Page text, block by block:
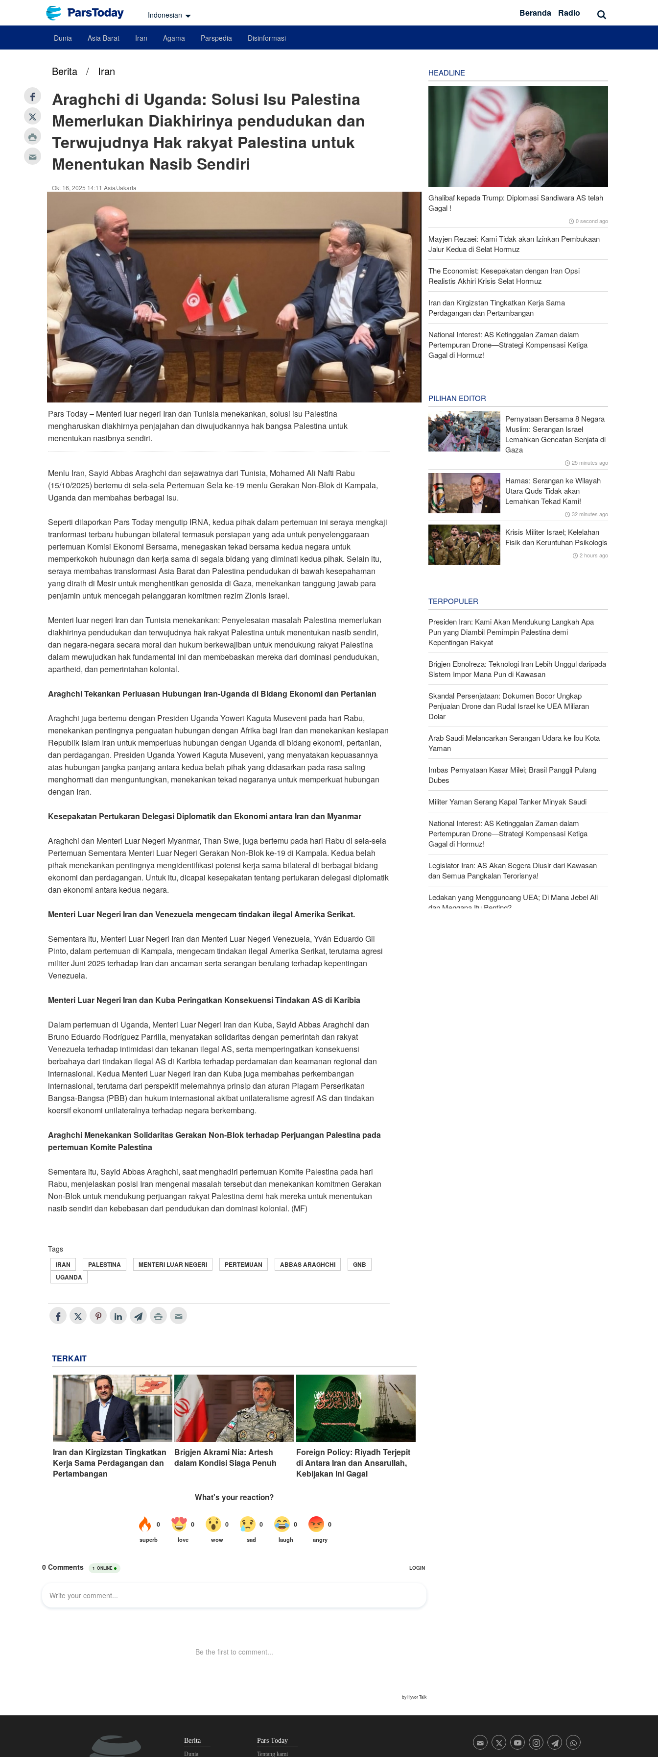
Indonesian Beranda Radio
Dunia Asia Barat Iran Agama Parspedia Disinformasi
Berita / Iran
Araghchi di Uganda: Solusi Isu Palestina
Memerlukan Diakhirinya pendudukan dan
Terwujudnya Hak rakyat Palestina untuk
Menentukan Nasib Sendiri
Okt 16, 2025 14:11 Asia/Jakarta
Pars Today – Menteri luar negeri Iran dan Tunisia menekankan, solusi isu Palestina
mengharuskan diakhirnya penjajahan dan diwujudkannya hak bangsa Palestina untuk
menentukan nasibnya sendiri.
Menlu Iran, Sayid Abbas Araghchi dan sejawatnya dari Tunisia, Mohamed Ali Nafti Rabu
(15/10/2025) bertemu di sela-sela Pertemuan Sela ke-19 menlu Gerakan Non-Blok di Kampala,
Uganda dan membahas berbagai isu.
Seperti dilaporkan Pars Today mengutip IRNA, kedua pihak dalam pertemuan ini seraya mengkaji
tranformasi terbaru hubungan bilateral termasuk persiapan yang ada untuk penyelenggaraan
pertemuan Komisi Ekonomi Bersama, menegaskan tekad bersama kedua negara untuk
memperkokoh hubunagn dan kerja sama di segala bidang yang diminati kedua pihak. Selain itu,
seraya membahas transformasi Asia Barat dan Palestina pendudukan di bawah kesepahaman
yang diraih di Mesir untuk menghentikan genosida di Gaza, menekankan tanggung jawab para
penjamin untuk mencegah pelanggaran komitmen rezim Zionis Israel.
Menteri luar negeri Iran dan Tunisia menekankan: Penyelesaian masalah Palestina memerlukan
diakhirinya pendudukan dan terwujudnya hak rakyat Palestina untuk menentukan nasib sendiri,
dan negara-negara secara moral dan hukum berkewajiban untuk mendukung rakyat Palestina
dalam mewujudkan hak fundamental ini dan membebaskan mereka dari dominasi pendudukan,
apartheid, dan pemerintahan kolonial.
Araghchi Tekankan Perluasan Hubungan Iran-Uganda di Bidang Ekonomi dan Pertanian
Araghchi juga bertemu dengan Presiden Uganda Yoweri Kaguta Museveni pada hari Rabu,
menekankan pentingnya penguatan hubungan dengan Afrika bagi Iran dan menekankan kesiapan
Republik Islam Iran untuk memperluas hubungan dengan Uganda di bidang ekonomi, pertanian,
dan perdagangan. Presiden Uganda Yoweri Kaguta Museveni, yang menyatakan kepuasannya
atas hubungan jangka panjang antara kedua belah pihak yang didasarkan pada rasa saling
menghormati dan menguntungkan, menekankan tekad negaranya untuk memperkuat hubungan
dengan Iran.
Kesepakatan Pertukaran Delegasi Diplomatik dan Ekonomi antara Iran dan Myanmar
Araghchi dan Menteri Luar Negeri Myanmar, Than Swe, juga bertemu pada hari Rabu di sela-sela
Pertemuan Sementara Menteri Luar Negeri Gerakan Non-Blok ke-19 di Kampala. Kedua belah
pihak menekankan pentingnya mengidentifikasi potensi kerja sama bilateral di berbagai bidang
ekonomi dan perdagangan. Untuk itu, dicapai kesepakatan tentang pertukaran delegasi diplomatik
dan ekonomi antara kedua negara.
Menteri Luar Negeri Iran dan Venezuela mengecam tindakan ilegal Amerika Serikat.
Sementara itu, Menteri Luar Negeri Iran dan Menteri Luar Negeri Venezuela, Yván Eduardo Gil
Pinto, dalam pertemuan di Kampala, mengecam tindakan ilegal Amerika Serikat, terutama agresi
militer Juni 2025 terhadap Iran dan ancaman serta serangan berulang terhadap kepentingan
Venezuela.
Menteri Luar Negeri Iran dan Kuba Peringatkan Konsekuensi Tindakan AS di Karibia
Dalam pertemuan di Uganda, Menteri Luar Negeri Iran dan Kuba, Sayid Abbas Araghchi dan
Bruno Eduardo Rodríguez Parrilla, menyatakan solidaritas dengan pemerintah dan rakyat
Venezuela terhadap intimidasi dan tekanan ilegal AS, serta memperingatkan konsekuensi
berbahaya dari tindakan ilegal AS di Karibia terhadap perdamaian dan keamanan regional dan
internasional. Kedua Menteri Luar Negeri Iran dan Kuba juga membahas perkembangan
internasional, terutama dari perspektif melemahnya prinsip dan aturan Piagam Perserikatan
Bangsa-Bangsa (PBB) dan hukum internasional akibat unilateralisme agresif AS dan tindakan
koersif ekonomi unilateralnya terhadap negara berkembang.
Araghchi Menekankan Solidaritas Gerakan Non-Blok terhadap Perjuangan Palestina pada
pertemuan Komite Palestina
Sementara itu, Sayid Abbas Araghchi, saat menghadiri pertemuan Komite Palestina pada hari
Rabu, menjelaskan posisi Iran mengenai masalah tersebut dan menekankan komitmen Gerakan
Non-Blok untuk mendukung perjuangan rakyat Palestina demi hak mereka untuk menentukan
nasib sendiri dan kebebasan dari pendudukan dan dominasi kolonial. (MF)
Tags
IRAN PALESTINA MENTERI LUAR NEGERI PERTEMUAN ABBAS ARAGHCHI
GNB
UGANDA
TERKAIT
Iran dan Kirgizstan Tingkatkan
Kerja Sama Perdagangan dan
Pertambangan
Brigjen Akrami Nia: Artesh
dalam Kondisi Siaga Penuh
Foreign Policy: Riyadh Terjepit
di Antara Iran dan Ansarullah,
Kebijakan Ini Gagal
HEADLINE
Ghalibaf kepada Trump: Diplomasi Sandiwara AS telah
Gagal !
0 second ago
Mayjen Rezaei: Kami Tidak akan Izinkan Pembukaan
Jalur Kedua di Selat Hormuz
The Economist: Kesepakatan dengan Iran Opsi
Realistis Akhiri Krisis Selat Hormuz
Iran dan Kirgizstan Tingkatkan Kerja Sama
Perdagangan dan Pertambangan
National Interest: AS Ketinggalan Zaman dalam
Pertempuran Drone—Strategi Kompensasi Ketiga
Gagal di Hormuz!
PILIHAN EDITOR
Pernyataan Bersama 8 Negara
Muslim: Serangan Israel
Lemahkan Gencatan Senjata di
Gaza
25 minutes ago
Hamas: Serangan ke Wilayah
Utara Quds Tidak akan
Lemahkan Tekad Kami!
32 minutes ago
Krisis Militer Israel; Kelelahan
Fisik dan Keruntuhan Psikologis
2 hours ago
TERPOPULER
Presiden Iran: Kami Akan Mendukung Langkah Apa
Pun yang Diambil Pemimpin Palestina demi
Kepentingan Rakyat
Brigjen Ebnolreza: Teknologi Iran Lebih Unggul daripada
Sistem Impor Mana Pun di Kawasan
Skandal Persenjataan: Dokumen Bocor Ungkap
Penjualan Drone dan Rudal Israel ke UEA Miliaran
Dolar
Arab Saudi Melancarkan Serangan Udara ke Ibu Kota
Yaman
Imbas Pernyataan Kasar Milei; Brasil Panggil Pulang
Dubes
Militer Yaman Serang Kapal Tanker Minyak Saudi
National Interest: AS Ketinggalan Zaman dalam
Pertempuran Drone—Strategi Kompensasi Ketiga
Gagal di Hormuz!
Legislator Iran: AS Akan Segera Diusir dari Kawasan
dan Semua Pangkalan Terorisnya!
Ledakan yang Mengguncang UEA; Di Mana Jebel Ali
dan Mengapa Itu Penting?
Berita
Dunia
Pars Today
Tentang kami